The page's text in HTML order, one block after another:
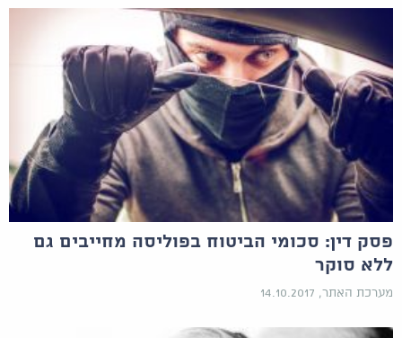
פסק דין: סכומי הביטוח בפוליסה מחייבים גם
ללא סוקר
מערכת האתר, 14.10.2017